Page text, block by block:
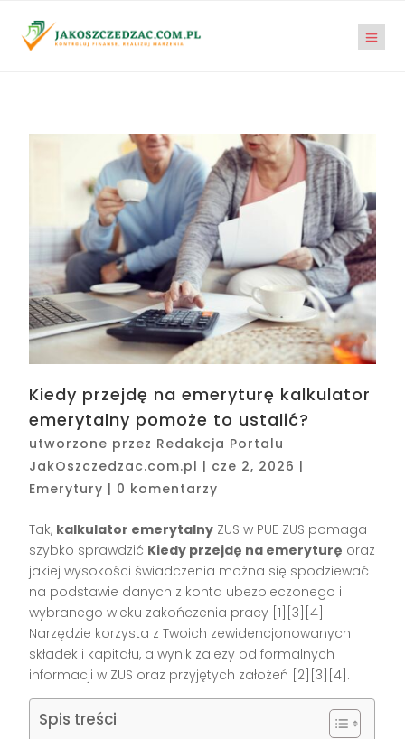
Kiedy przejdę na emeryturę kalkulator
emerytalny pomoże to ustalić?
utworzone przez Redakcja Portalu
JakOszczedzac.com.pl | cze 2, 2026 |
Emerytury | 0 komentarzy
Tak, kalkulator emerytalny ZUS w PUE ZUS pomaga
szybko sprawdzić Kiedy przejdę na emeryturę oraz
jakiej wysokości świadczenia można się spodziewać
na podstawie danych z konta ubezpieczonego i
wybranego wieku zakończenia pracy [1][3][4].
Narzędzie korzysta z Twoich zewidencjonowanych
składek i kapitału, a wynik zależy od formalnych
informacji w ZUS oraz przyjętych założeń [2][3][4].
Spis treści